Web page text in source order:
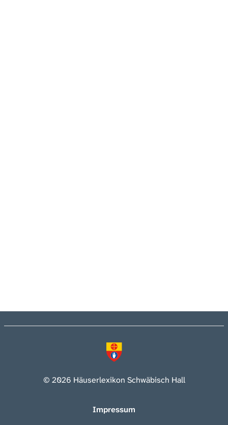
© 2026 Häuserlexikon Schwäbisch Hall
Impressum